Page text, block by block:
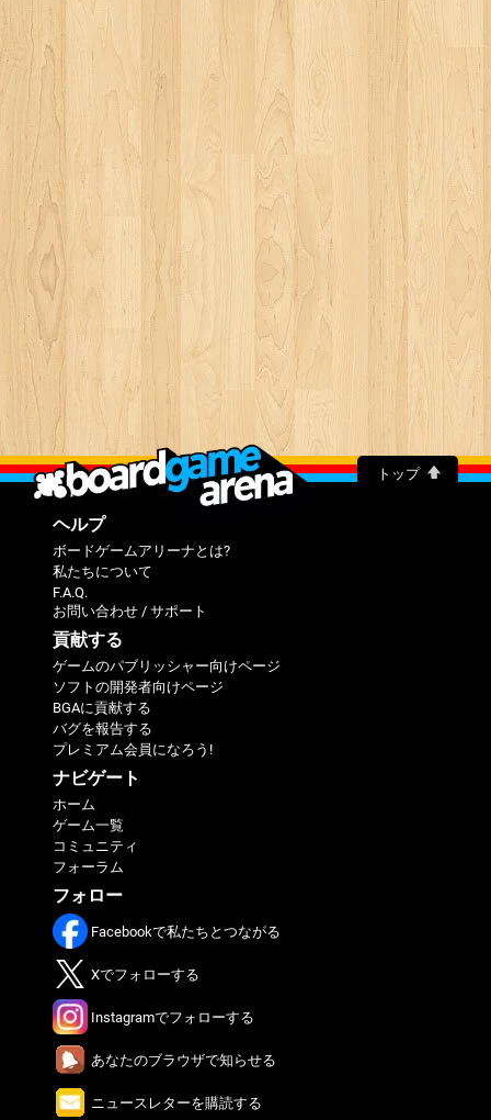
トップ
ヘルプ
ボードゲームアリーナとは?
私たちについて
F.A.Q.
お問い合わせ / サポート
貢献する
ゲームのパブリッシャー向けページ
ソフトの開発者向けページ
BGAに貢献する
バグを報告する
プレミアム会員になろう!
ナビゲート
ホーム
ゲーム一覧
コミュニティ
フォーラム
フォロー
Facebookで私たちとつながる
Xでフォローする
Instagramでフォローする
あなたのブラウザで知らせる
ニュースレターを購読する